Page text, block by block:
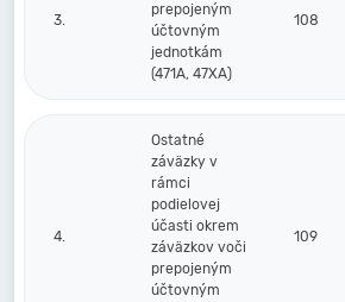
3.
prepojeným
účtovným
jednotkám
(471A, 47XA)
108
4.
Ostatné
záväzky v
rámci
podielovej
účasti okrem
záväzkov voči
prepojeným
účtovným
109